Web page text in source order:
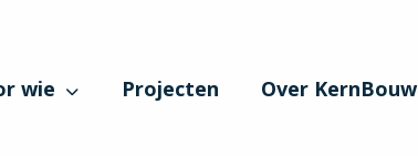
wie Projecten Over KernBouw